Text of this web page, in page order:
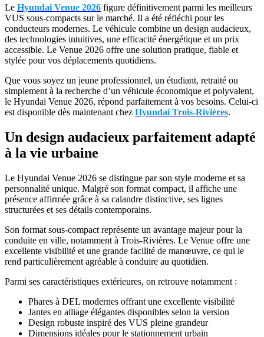
Le Hyundai Venue 2026 figure définitivement parmi les meilleurs
VUS sous-compacts sur le marché. Il a été réfléchi pour les
conducteurs modernes. Le véhicule combine un design audacieux,
des technologies intuitives, une efficacité énergétique et un prix
accessible. Le Venue 2026 offre une solution pratique, fiable et
stylée pour vos déplacements quotidiens.
Que vous soyez un jeune professionnel, un étudiant, retraité ou
simplement à la recherche d’un véhicule économique et polyvalent,
le Hyundai Venue 2026, répond parfaitement à vos besoins. Celui-ci
est disponible dès maintenant chez Hyundai Trois-Rivières.
Un design audacieux parfaitement adapté
à la vie urbaine
Le Hyundai Venue 2026 se distingue par son style moderne et sa
personnalité unique. Malgré son format compact, il affiche une
présence affirmée grâce à sa calandre distinctive, ses lignes
structurées et ses détails contemporains.
Son format sous-compact représente un avantage majeur pour la
conduite en ville, notamment à Trois-Rivières. Le Venue offre une
excellente visibilité et une grande facilité de manœuvre, ce qui le
rend particulièrement agréable à conduire au quotidien.
Parmi ses caractéristiques extérieures, on retrouve notamment :
Phares à DEL modernes offrant une excellente visibilité
Jantes en alliage élégantes disponibles selon la version
Design robuste inspiré des VUS pleine grandeur
Dimensions idéales pour le stationnement urbain